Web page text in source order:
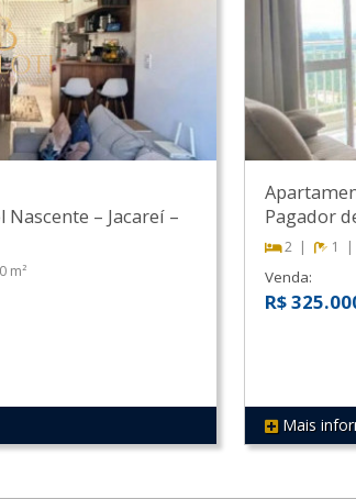
Nascente – Jacareí –
m²
REF 334
Pagador
2 1
Venda:
R$
Mais